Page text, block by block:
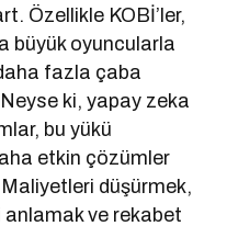
Özellikle KOBİ’ler,
büyük oyuncularla
fazla çaba
ki, yapay zeka
bu yükü
etkin çözümler
düşürmek,
anlamak ve rekabet